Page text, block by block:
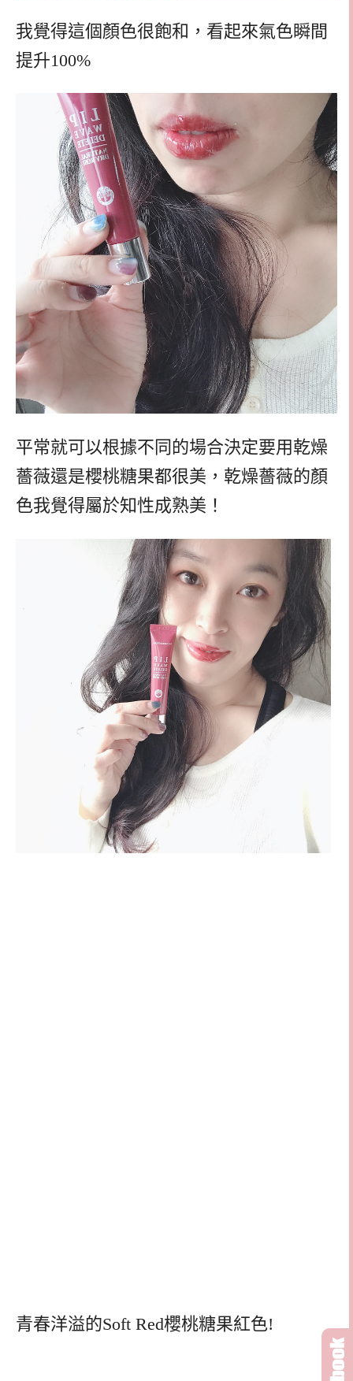
我覺得這個顏色很飽和，看起來氣色瞬間
提升100%
平常就可以根據不同的場合決定要用乾燥
薔薇還是櫻桃糖果都很美，乾燥薔薇的顏
色我覺得屬於知性成熟美！
青春洋溢的Soft Red櫻桃糖果紅色!